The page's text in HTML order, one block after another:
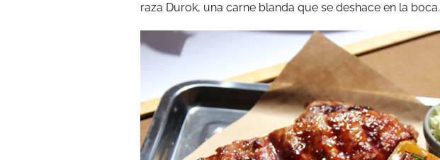
raza Durok, una carne blanda que se deshace en la boca.